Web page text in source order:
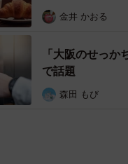
金井 かおる
「大阪のせっ
で話題
森田 もび